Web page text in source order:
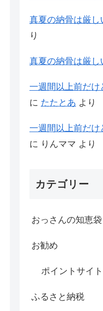
真夏の納骨は厳し
り
真夏の納骨は厳し
一週間以上前だけ
に たたとあ より
一週間以上前だけ
に りんママ より
カテゴリー
おっさんの知恵袋
お勧め
ポイントサイト
ふるさと納税